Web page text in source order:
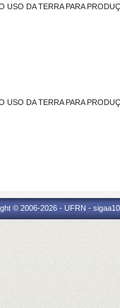
DA TERRA PARA
DA TERRA PARA
© 2006-2026 - UFRN -